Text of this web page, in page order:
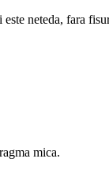
este neteda, fara
mica.